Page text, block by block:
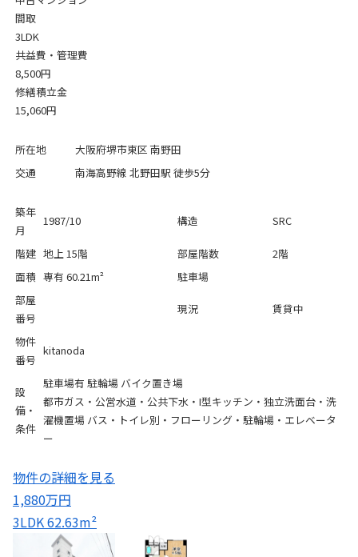
間取
3LDK
共益費・管理費
8,500円
修繕積立金
15,060円
所在地
大阪府堺市東区 南野田
交通
南海高野線 北野田駅 徒歩5分
築年
月
1987/10 構造 SRC
階建 地上 15階 部屋階数
2階
面積 専有 60.21m²
駐車場
部屋
番号
現況 賃貸中
物件
番号
kitanoda
設
備・
条件
駐車場有 駐輪場 バイク置き場
都市ガス・公営水道・公共下水・I型キッチン・独立洗面台・洗
濯機置場 バス・トイレ別・フローリング・駐輪場・エレベータ
ー
物件の詳細を見る
1,880万円
3LDK62.63m²